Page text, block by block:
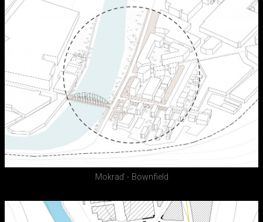
Mokraď - Bownfield